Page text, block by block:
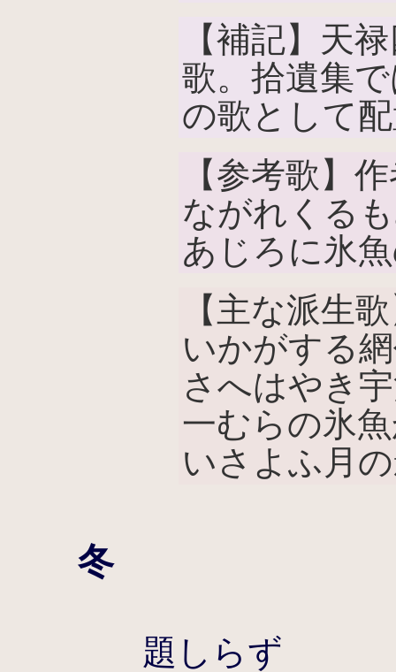
【補記】天
歌。拾遺集
の歌として
【参考歌】
ながれくる
あじろに氷
【主な派生
いかがする
さへはやき
一むらの氷
いさよふ月
冬
題しらず